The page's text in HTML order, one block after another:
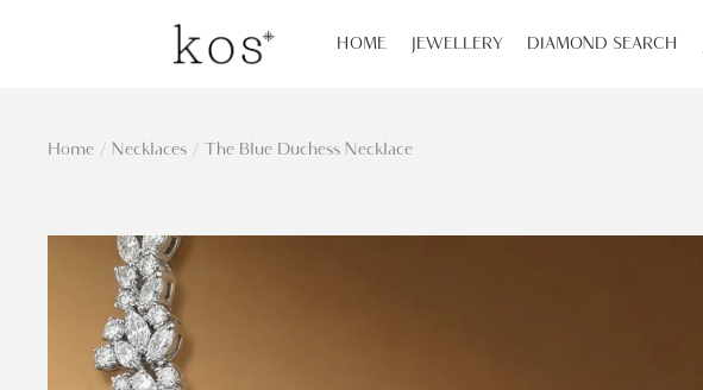
HOME JEWELLERY DIAMOND SEARCH
Home / Necklaces / The Blue Duchess Necklace